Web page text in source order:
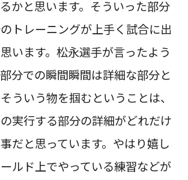
かと思います。そういった部分
トレーニングが上手く試合に出
います。松永選手が言ったよう
分での瞬間瞬間は詳細な部分と
ういう物を掴むということは、
実行する部分の詳細がどれだけ
だと思っています。やはり嬉し
ルド上でやっている練習などが